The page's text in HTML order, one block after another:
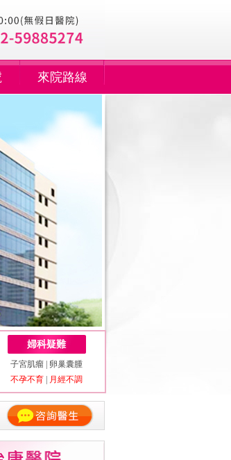
來院路線
婦科疑難
子宮肌瘤
卵巢囊腫
不孕不育
月經不調